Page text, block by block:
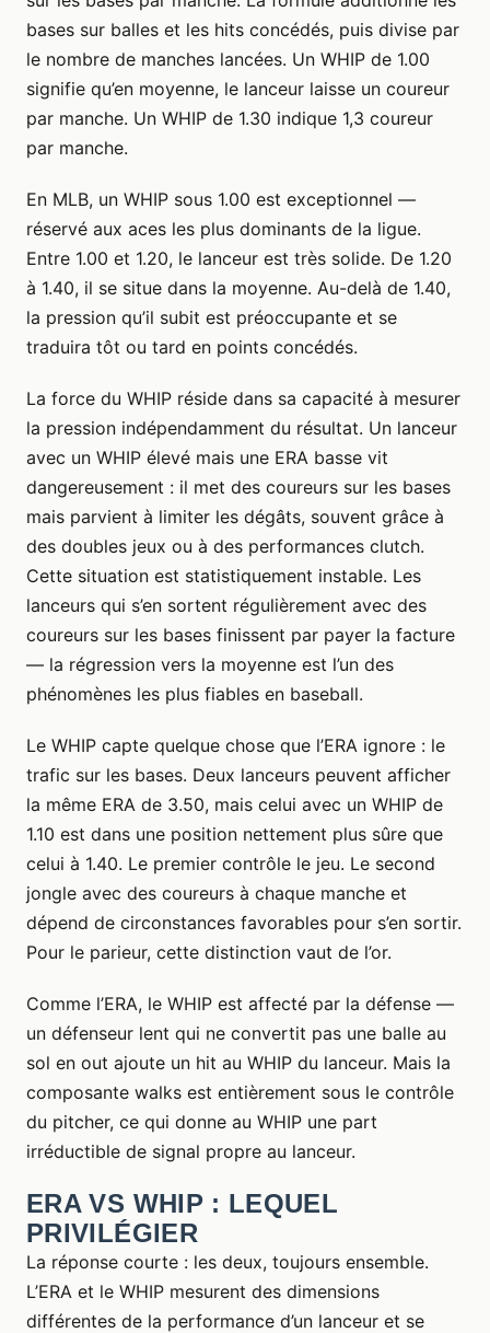
bases sur balles et les hits concédés, puis divise par
le nombre de manches lancées. Un WHIP de 1.00
signifie qu’en moyenne, le lanceur laisse un coureur
par manche. Un WHIP de 1.30 indique 1,3 coureur
par manche.
En MLB, un WHIP sous 1.00 est exceptionnel —
réservé aux aces les plus dominants de la ligue.
Entre 1.00 et 1.20, le lanceur est très solide. De 1.20
à 1.40, il se situe dans la moyenne. Au-delà de 1.40,
la pression qu’il subit est préoccupante et se
traduira tôt ou tard en points concédés.
La force du WHIP réside dans sa capacité à mesurer
la pression indépendamment du résultat. Un lanceur
avec un WHIP élevé mais une ERA basse vit
dangereusement : il met des coureurs sur les bases
mais parvient à limiter les dégâts, souvent grâce à
des doubles jeux ou à des performances clutch.
Cette situation est statistiquement instable. Les
lanceurs qui s’en sortent régulièrement avec des
coureurs sur les bases finissent par payer la facture
— la régression vers la moyenne est l’un des
phénomènes les plus fiables en baseball.
Le WHIP capte quelque chose que l’ERA ignore : le
trafic sur les bases. Deux lanceurs peuvent afficher
la même ERA de 3.50, mais celui avec un WHIP de
1.10 est dans une position nettement plus sûre que
celui à 1.40. Le premier contrôle le jeu. Le second
jongle avec des coureurs à chaque manche et
dépend de circonstances favorables pour s’en sortir.
Pour le parieur, cette distinction vaut de l’or.
Comme l’ERA, le WHIP est affecté par la défense —
un défenseur lent qui ne convertit pas une balle au
sol en out ajoute un hit au WHIP du lanceur. Mais la
composante walks est entièrement sous le contrôle
du pitcher, ce qui donne au WHIP une part
irréductible de signal propre au lanceur.
ERA VS WHIP : LEQUEL
PRIVILÉGIER
La réponse courte : les deux, toujours ensemble.
L’ERA et le WHIP mesurent des dimensions
différentes de la performance d’un lanceur et se